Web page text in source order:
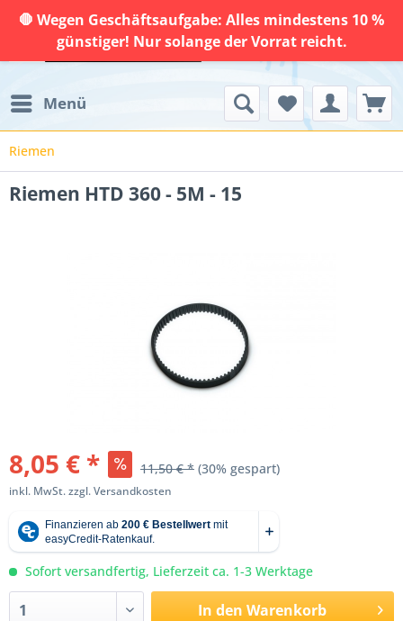
🛑 Wegen Geschäftsaufgabe: Alles mindestens 10 %
günstiger! Nur solange der Vorrat reicht.
Menü
Riemen
Riemen HTD 360 - 5M - 15
8,05 € * 11,50 € * (30% gespart)
inkl. MwSt.zzgl. Versandkosten
Sofort versandfertig, Lieferzeit ca. 1-3 Werktage
In den Warenkorb